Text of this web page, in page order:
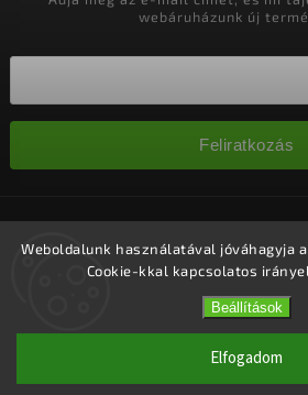
Weboldalunk használatával jóváhagyja
Cookie-kkal kapcsolatos
Beállítások
Elfogadom
webáruházunk új
Feliratkozás
fenntartva.
Süti beállítások
Shoptet| Design